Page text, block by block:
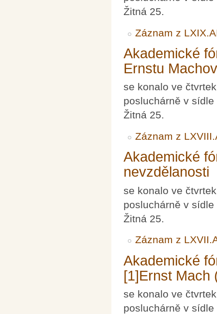
Žitná 25.
Záznam z
Akademické
Ernstu
se konalo ve
posluchárně v
Žitná 25.
Záznam z
Akademické
nevzdělanosti
se konalo ve
posluchárně v
Žitná 25.
Záznam z
Akademické
[1]Ernst Mach
se konalo ve
posluchárně v